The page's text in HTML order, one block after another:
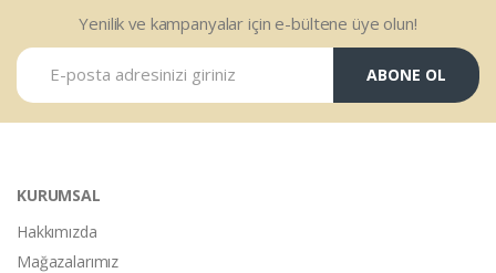
Yenilik ve kampanyalar için e-bültene üye olun!
ABONE OL
KURUMSAL
Hakkımızda
Mağazalarımız